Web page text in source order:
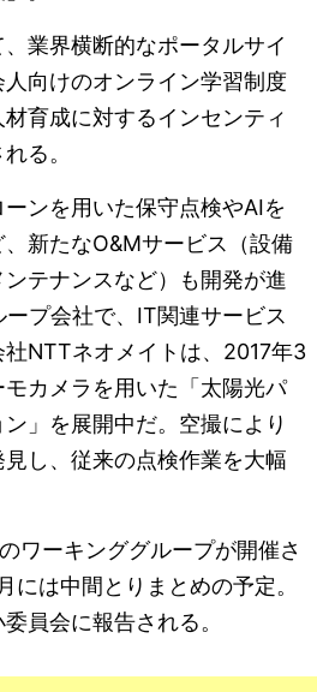
業界横断的なポータルサイ
人向けのオンライン学習制度
育成に対するインセンティ
る。
ンを用いた保守点検やAIを
新たなO&Mサービス（設備
テナンスなど）も開発が進
プ会社で、IT関連サービス
NTTネオメイトは、2017年3
カメラを用いた「太陽光パ
」を展開中だ。空撮により
し、従来の点検作業を大幅
ワーキンググループが開催さ
には中間とりまとめの予定。
員会に報告される。